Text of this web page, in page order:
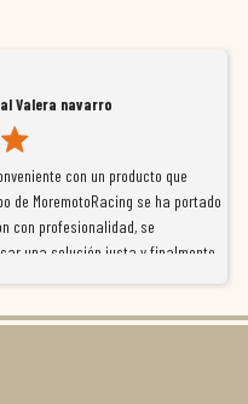
un producto que
se ha portado
se
justa y finalmente
condiciones de
Llevo
que son un
precio y
con gente
el cliente y
sitio.